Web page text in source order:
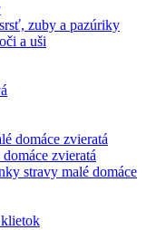
zuby a pazúriky
a uši
domáce zvieratá
zvieratá
stravy malé domáce